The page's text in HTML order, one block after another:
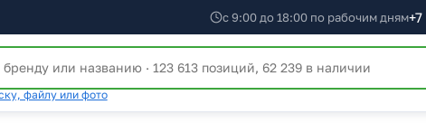
с 9:00 до 18:00 по рабочим дням+7
файлу или фото